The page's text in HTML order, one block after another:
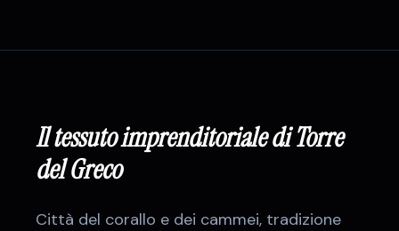
Il tessuto imprenditoriale diTorre
del Greco
Città del corallo e dei cammei, tradizione